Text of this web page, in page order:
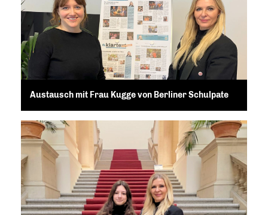
Austausch mit Frau Kugge von Berliner Schulpate